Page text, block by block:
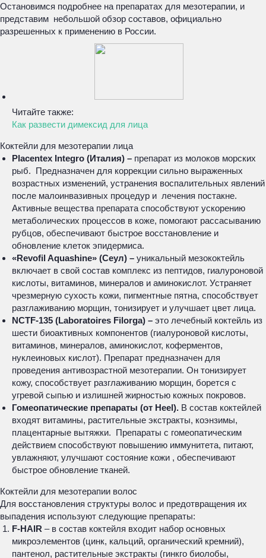
Остановимся подробнее на препаратах для мезотерапии, и
представим небольшой обзор составов, официально
разрешенных к применению в России.
Читайте также:
Как развести димексид для лица
Коктейли для мезотерапии лица
Placentex Integro (Италия) – препарат из молоков морских
рыб. Предназначен для коррекции сильно выраженных
возрастных изменений, устранения воспалительных явлений
после малоинвазивных процедур и лечения постакне.
Активные вещества препарата способствуют ускорению
метаболических процессов в коже, помогают рассасыванию
рубцов, обеспечивают быстрое восстановление и
обновление клеток эпидермиса.
«Revofil Aquashine» (Сеул) – уникальный мезококтейль
включает в свой состав комплекс из пептидов, гиалуроновой
кислоты, витаминов, минералов и аминокислот. Устраняет
чрезмерную сухость кожи, пигментные пятна, способствует
разглаживанию морщин, тонизирует и улучшает цвет лица.
NCTF-135 (Laboratoires Filorga) – это лечебный коктейль из
шести биоактивных компонентов (гиалуроновой кислоты,
витаминов, минералов, аминокислот, коферментов,
нуклеиновых кислот). Препарат предназначен для
проведения антивозрастной мезотерапии. Он тонизирует
кожу, способствует разглаживанию морщин, борется с
угревой сыпью и излишней жирностью кожных покровов.
Гомеопатические препараты (от Heel). В состав коктейлей
входят витамины, растительные экстракты, коэнзимы,
плацентарные вытяжки. Препараты с гомеопатическим
действием способствуют повышению иммунитета, питают,
увлажняют, улучшают состояние кожи , обеспечивают
быстрое обновление тканей.
Коктейли для мезотерапии волос
Для восстановления структуры волос и предотвращения их
выпадения используют следующие препараты:
F-HAIR – в состав коктейля входит набор основных
микроэлементов (цинк, кальций, органический кремний),
пантенол, растительные экстракты (гинкго биолобы,